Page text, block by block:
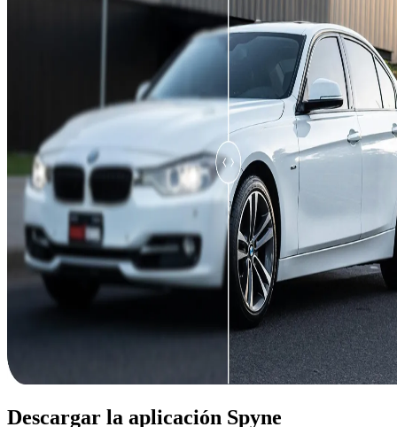
Descargar la aplicación Spyne